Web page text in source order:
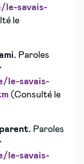
le-savais-
le
Paroles
le-savais-
(Consulté le
Paroles
le-savais-